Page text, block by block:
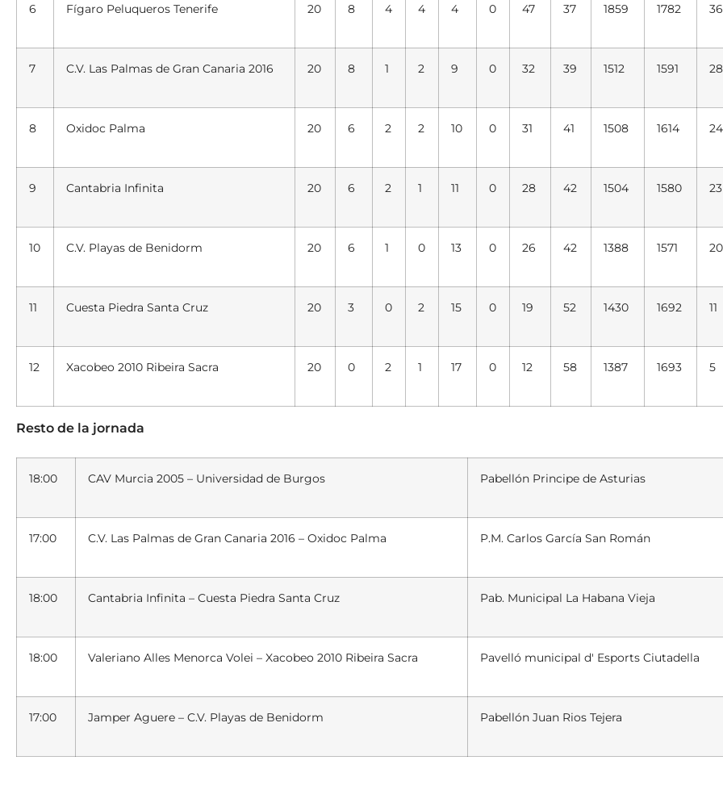
6 Fígaro Peluqueros Tenerife 20 8 4 4 4 0 47 37 1859 1782 36
7 C.V. Las Palmas de Gran Canaria 2016 20 8 1 2 9 0 32 39 1512 1591 28
8 Oxidoc Palma 20 6 2 2 10 0 31 41 1508 1614 24
9 Cantabria Infinita 20 6 2 1 11 0 28 42 1504 1580 23
10 C.V. Playas de Benidorm 20 6 1 0 13 0 26 42 1388 1571 20
11 Cuesta Piedra Santa Cruz 20 3 0 2 15 0 19 52 1430 1692 11
12 Xacobeo 2010 Ribeira Sacra 20 0 2 1 17 0 12 58 1387 1693 5
Resto de la jornada
18:00 CAV Murcia 2005 – Universidad de Burgos Pabellón Principe de Asturias
17:00 C.V. Las Palmas de Gran Canaria 2016 – Oxidoc Palma P.M. Carlos García San Román
18:00 Cantabria Infinita – Cuesta Piedra Santa Cruz Pab. Municipal La Habana Vieja
18:00 Valeriano Alles Menorca Volei – Xacobeo 2010 Ribeira Sacra Pavelló municipal d' Esports Ciutadella
17:00 Jamper Aguere – C.V. Playas de Benidorm Pabellón Juan Rios Tejera